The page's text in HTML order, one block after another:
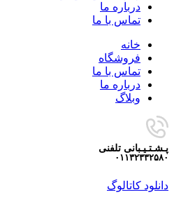
درباره ما
تماس با ما
خانه
فروشگاه
تماس با ما
درباره ما
وبلاگ
پـشـتـیـبانی تلفنی
۰۱۱۳۲۳۳۲۵۸۰
دانلود کاتالوگ